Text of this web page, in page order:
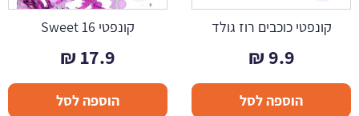
קונפטי כוכבים רוז גולד
9.9
₪
הוספה לסל
קונפטי Sweet 16
17.9
₪
הוספה לסל